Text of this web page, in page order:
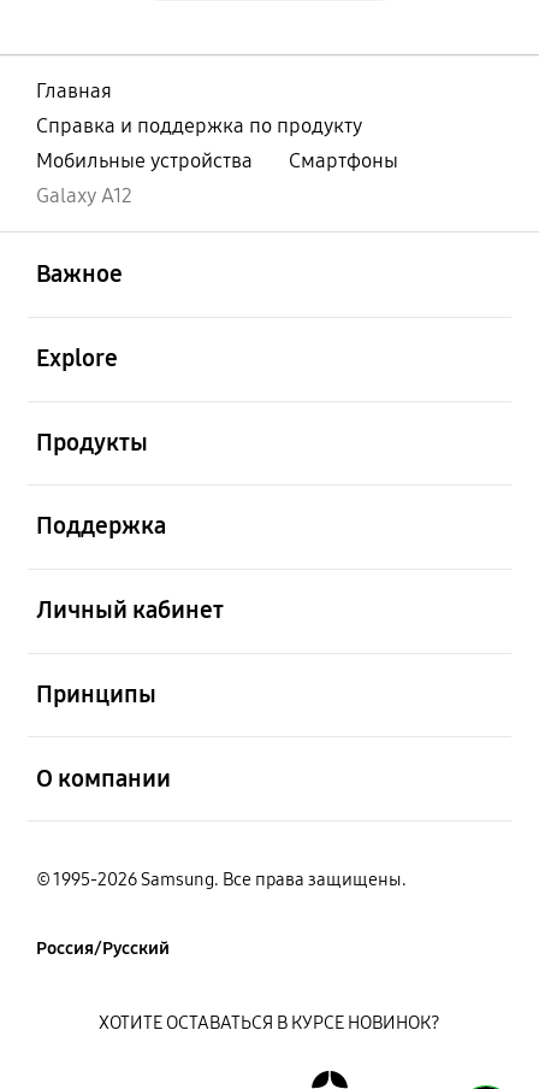
Главная
Справка и поддержка по продукту
Мобильные устройства
Смартфоны
Galaxy A12
Важное
Explore
Продукты
Поддержка
Личный кабинет
Принципы
О компании
© 1995-2026 Samsung. Все права защищены.
Россия/Русский
ХОТИТЕ ОСТАВАТЬСЯ В КУРСЕ НОВИНОК?